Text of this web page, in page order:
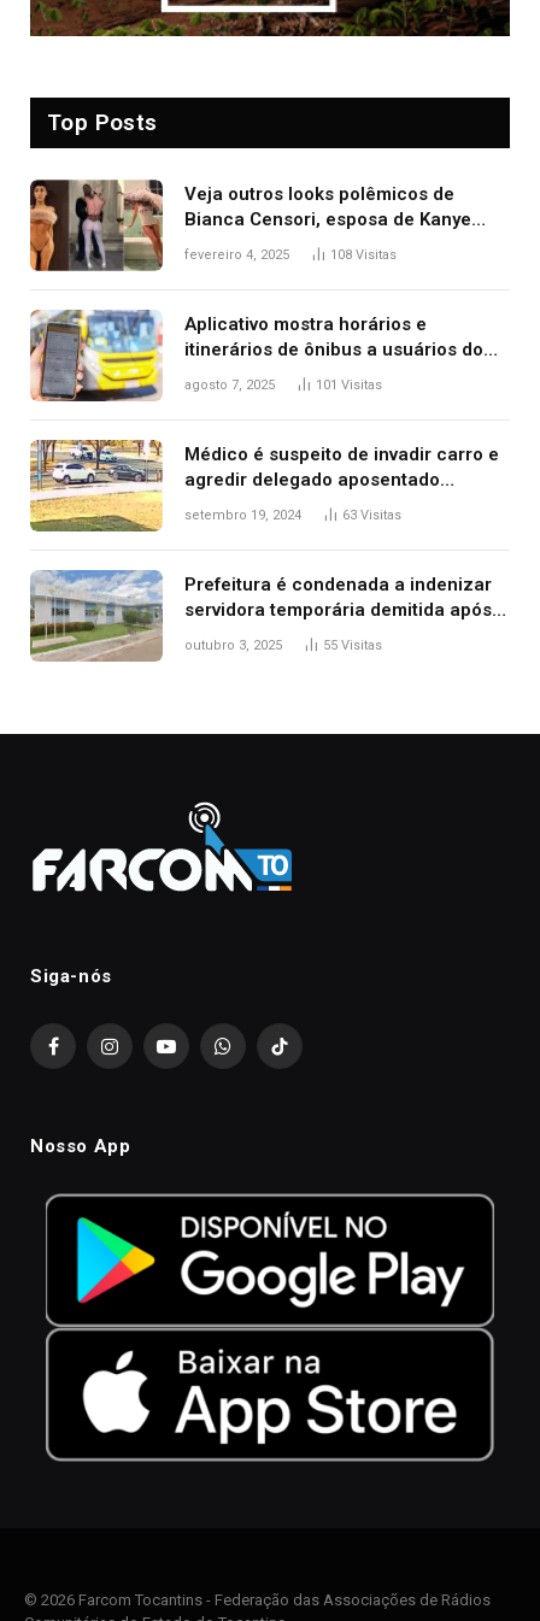
Top Posts
Veja outros looks polêmicos de
Bianca Censori, esposa de Kanye
West que apareceu nua no Grammy
fevereiro 4, 2025 108 Visitas
Aplicativo mostra horários e
itinerários de ônibus a usuários do
transporte público de Palmas; confira
agosto 7, 2025 101 Visitas
Médico é suspeito de invadir carro e
agredir delegado aposentado
durante confusão no trânsito
setembro 19, 2024 63 Visitas
Prefeitura é condenada a indenizar
servidora temporária demitida após
nascimento da filha
outubro 3, 2025 55 Visitas
Siga-nós
FacebookInstagramYouTubeWhatsAppTikTok
Nosso App
© 2026 Farcom Tocantins - Federação das Associações de Rádios